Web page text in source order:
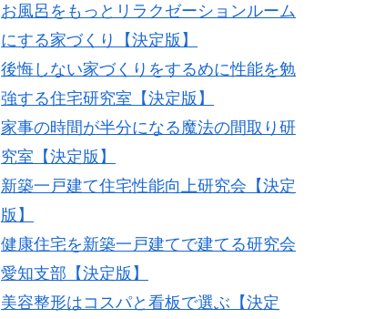
お風呂をもっとリラクゼーションルーム
にする家づくり【決定版】
後悔しない家づくりをするめに性能を勉
強する住宅研究室【決定版】
家事の時間が半分になる魔法の間取り研
究室【決定版】
新築一戸建て住宅性能向上研究会【決定
版】
健康住宅を新築一戸建てで建てる研究会
愛知支部【決定版】
美容整形はコスパと看板で選ぶ【決定